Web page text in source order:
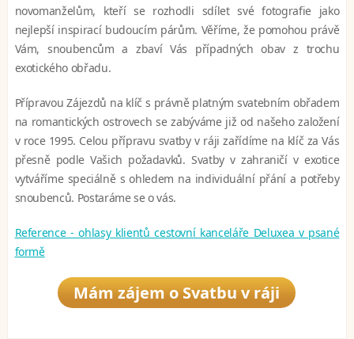
novomanželům, kteří se rozhodli sdílet své fotografie jako
nejlepší inspirací budoucím párům. Věříme, že pomohou právě
Vám, snoubencům a zbaví Vás případných obav z trochu
exotického obřadu.
Přípravou Zájezdů na klíč s právně platným svatebním obřadem
na romantických ostrovech se zabýváme již od našeho založení
v roce 1995. Celou přípravu svatby v ráji zařídíme na klíč za Vás
přesně podle Vašich požadavků. Svatby v zahraničí v exotice
vytváříme speciálně s ohledem na individuální přání a potřeby
snoubenců. Postaráme se o vás.
Reference - ohlasy klientů cestovní kanceláře Deluxea v psané
formě
Mám zájem o Svatbu v ráji